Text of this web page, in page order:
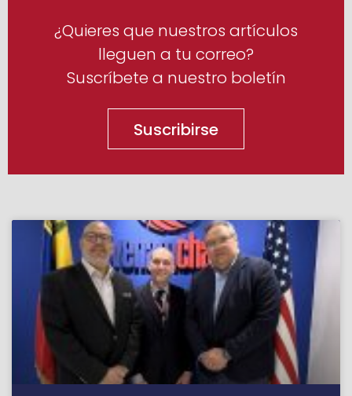
¿Quieres que nuestros artículos
lleguen a tu correo?
Suscríbete a nuestro boletín
Suscribirse